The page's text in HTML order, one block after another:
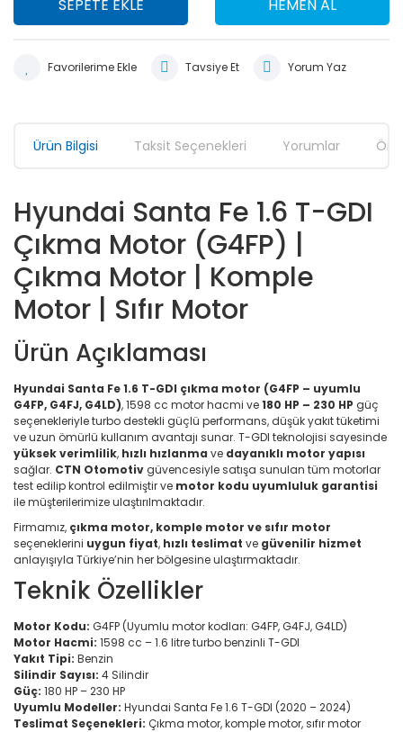
SEPETE EKLE HEMEN AL
Tavsiye Et Yorum Yaz
Ürün Bilgisi Taksit Seçenekleri Yorumlar
Hyundai Santa Fe 1.6 T-GDI
Çıkma Motor (G4FP) |
Çıkma Motor | Komple
Motor | Sıfır Motor
Ürün Açıklaması
Hyundai Santa Fe 1.6 T-GDI çıkma motor (G4FP – uyumlu
G4FP, G4FJ, G4LD), 1598 cc motor hacmi ve180 HP – 230 HP güç
seçenekleriyle turbo destekli güçlü performans, düşük yakıt tüketimi
ve uzun ömürlü kullanım avantajı sunar. T-GDI teknolojisi sayesinde
yüksek verimlilik, hızlı hızlanma ve dayanıklı motor yapısı
sağlar. CTN Otomotivgüvencesiyle satışa sunulan tüm motorlar
test edilip kontrol edilmiştir ve motor kodu uyumluluk garantisi
ile müşterilerimize ulaştırılmaktadır.
Firmamız, çıkma motor, komple motor ve sıfır motor
seçeneklerini uygun fiyat, hızlı teslimat ve güvenilir hizmet
anlayışıyla Türkiye’nin her bölgesine ulaştırmaktadır.
Teknik Özellikler
Motor Kodu: G4FP (Uyumlu motor kodları: G4FP, G4FJ, G4LD)
Motor Hacmi: 1598 cc – 1.6 litre turbo benzinli T-GDI
Yakıt Tipi: Benzin
Silindir Sayısı: 4 Silindir
Güç: 180 HP – 230 HP
Uyumlu Modeller: Hyundai Santa Fe 1.6 T-GDI (2020 – 2024)
Teslimat Seçenekleri: Çıkma motor, komple motor, sıfır motor